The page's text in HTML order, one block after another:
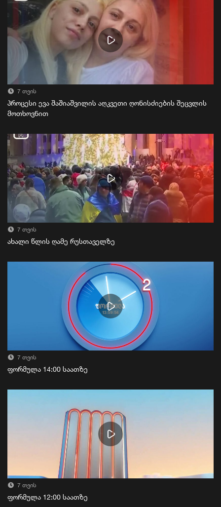
7 თვის
პროცესი ევა შაშიაშვილის აღკვეთი ღონისძიების შეცვლის
მოთხოვნით
7 თვის
ახალი წლის ღამე რუსთაველზე
7 თვის
ფორმულა 14:00 საათზე
7 თვის
ფორმულა 12:00 საათზე